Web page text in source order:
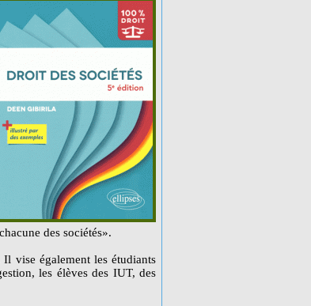
des sociétés».
vise également les étudiants
les élèves des IUT, des